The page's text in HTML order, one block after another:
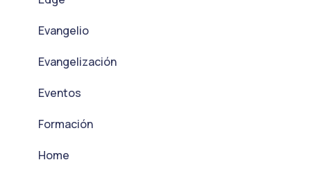
Evangelio
Evangelización
Eventos
Formación
Home